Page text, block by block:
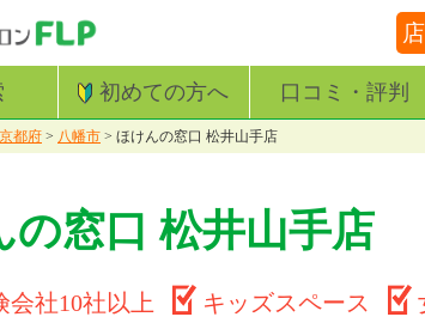
初めての方へ 口コミ・評判
京都府 > 八幡市 > ほけんの窓口 松井山手店
の窓口 松井山手店
会社10社以上 キッズスペース